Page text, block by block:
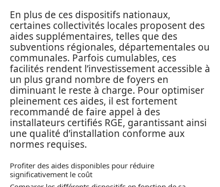
En plus de ces dispositifs nationaux,
certaines collectivités locales proposent des
aides supplémentaires, telles que des
subventions régionales, départementales ou
communales. Parfois cumulables, ces
facilités rendent l’investissement accessible à
un plus grand nombre de foyers en
diminuant le reste à charge. Pour optimiser
pleinement ces aides, il est fortement
recommandé de faire appel à des
installateurs certifiés RGE, garantissant ainsi
une qualité d’installation conforme aux
normes requises.
Profiter des aides disponibles pour réduire
significativement le coût